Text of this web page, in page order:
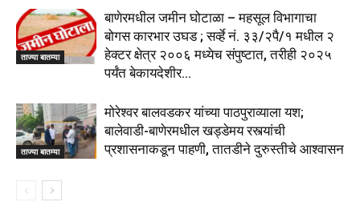
ताज्या बातम्या
बाणेरमधील जमीन घोटाळा – महसूल विभागाचा
बोगस कारभार उघड ; सर्व्हे नं. ३३/२पै/१ मधील २
हेक्टर क्षेत्र २००६ मध्येच संपुष्टात, तरीही २०२५
पर्यंत बेकायदेशीर...
ताज्या बातम्या
मोरेश्वर बालवडकर यांच्या पाठपुराव्याला यश;
बालेवाडी-बाणेरमधील खड्डेमय रस्त्यांची
प्रशासनाकडून पाहणी, तातडीने दुरुस्तीचे आश्वासन